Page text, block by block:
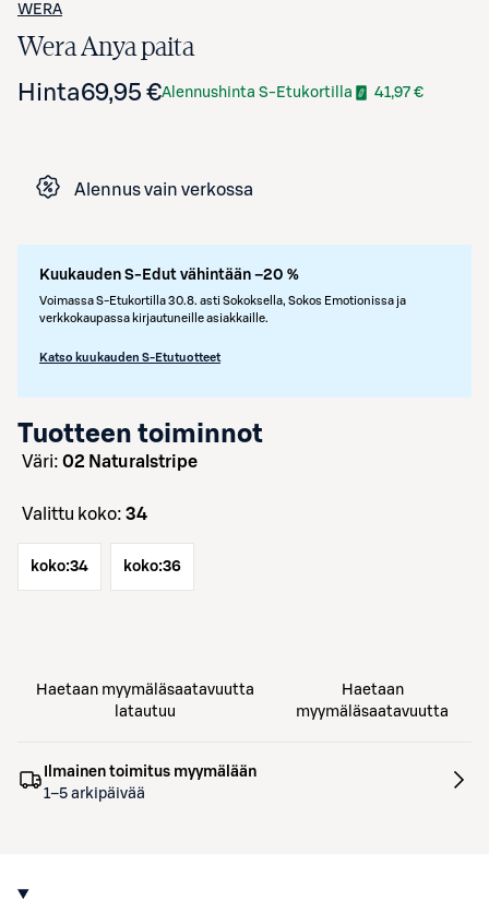
WERA
Wera Anya paita
Hinta69,95 €Alennushinta S-Etukortilla 41,97 €
Alennus vain verkossa
Kuukauden S-Edut vähintään –20 %
Voimassa S-Etukortilla 30.8. asti Sokoksella, Sokos Emotionissa ja
verkkokaupassa kirjautuneille asiakkaille.
Katso kuukauden S-Etutuotteet
Tuotteen toiminnot
väri: 02 Naturalstripe
Valittu koko: 34
koko:34 koko:36
Haetaan myymäläsaatavuutta
latautuu
Haetaan
myymäläsaatavuutta
Ilmainen toimitus myymälään
1–5 arkipäivää